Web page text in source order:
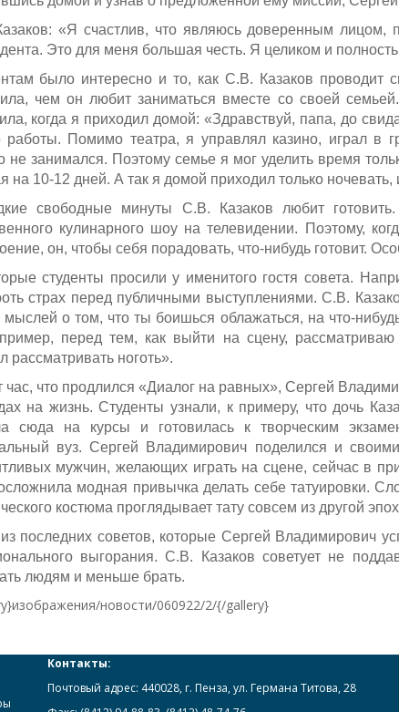
«Я счастлив, что являюсь доверенным
Это для меня большая честь. Я целиком и
было интересно и то, как С.В. Казаков
чем он любит заниматься вместе со своей
когда я приходил домой: «Здравствуй, папа, до
работы. Помимо театра, я управлял казино, играл в
не занимался. Поэтому семье я мог уделить время
на 10-12 дней. А так я домой приходил только ночевать,
свободные минуты С.В. Казаков любит
кулинарного шоу на телевидении. Поэтому,
он, чтобы себя порадовать, что-нибудь готовит.
студенты просили у именитого гостя совета.
страх перед публичными выступлениями. С.В.
мыслей о том, что ты боишься облажаться, на что-
перед тем, как выйти на сцену, рассматриваю
рассматривать ноготь».
час, что продлился «Диалог на равных», Сергей
на жизнь. Студенты узнали, к примеру, что дочь
сюда на курсы и готовилась к творческим
вуз. Сергей Владимирович поделился и
мужчин, желающих играть на сцене, сейчас в
модная привычка делать себе татуировки.
костюма проглядывает тату совсем из другой
последних советов, которые Сергей Владимирович
выгорания. С.В. Казаков советует не
людям и меньше брать.
новости/060922/2/{/gallery}
Контакты:
Почтовый адрес: 440028, г. Пенза, ул. Германа Титова, 28